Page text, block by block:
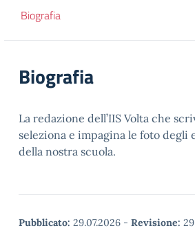
Biografia
Biografia
La redazione dell’IIS Volta che
seleziona e impagina le foto degli
della nostra scuola.
Pubblicato: 29.07.2026 - Revisione: